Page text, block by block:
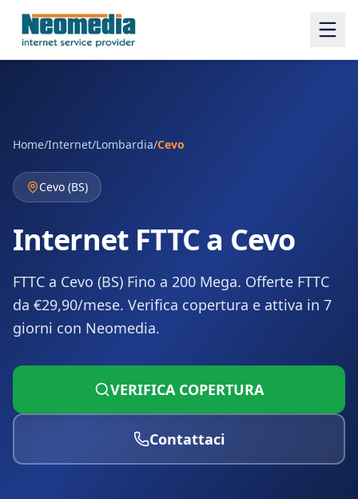
Home/Internet/Lombardia/Cevo
Cevo (BS)
Internet FTTC a Cevo
FTTC a Cevo (BS) Fino a 200 Mega. Offerte FTTC
da €29,90/mese. Verifica copertura e attiva in 7
giorni con Neomedia.
VERIFICA COPERTURA
Contattaci